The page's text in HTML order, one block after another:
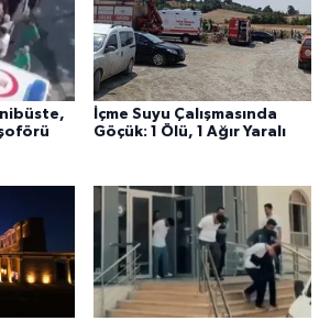
İçme Suyu Çalışmasında
Göçük: 1 Ölü, 1 Ağır Yaralı